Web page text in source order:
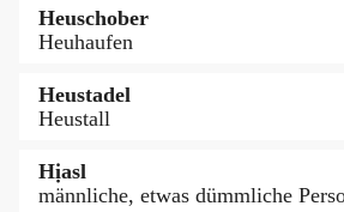
Heuschober
Heuhaufen
Heustadel
Heustall
Hịasl
männliche, etwas dümmliche